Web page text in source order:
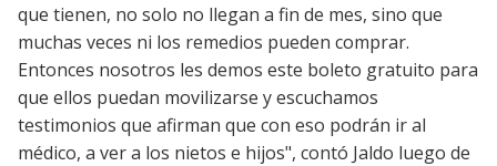
que tienen, no solo no llegan a fin de mes, sino que
muchas veces ni los remedios pueden comprar.
Entonces nosotros les demos este boleto gratuito para
que ellos puedan movilizarse y escuchamos
testimonios que afirman que con eso podrán ir al
médico, a ver a los nietos e hijos", contó Jaldo luego de